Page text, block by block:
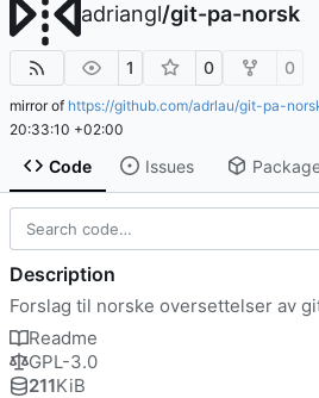
adriangl/git-pa-norsk
1 0 0
mirror of https://github.com/adrlau/git-pa-
20:33:10 +02:00
Code Issues
Description
Forslag til norske oversettelser av
Readme
GPL-3.0
211KiB